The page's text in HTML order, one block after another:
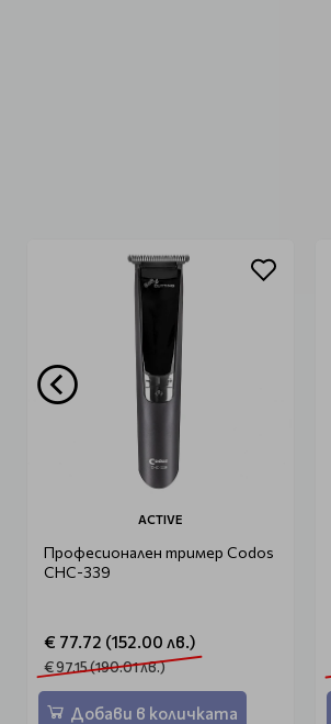
ACTIVE
Професионален тример Codos
CHC-339
€ 77.72 (152.00 лв.)
€ 97.15 (190.01 лв.)
Добави в количката